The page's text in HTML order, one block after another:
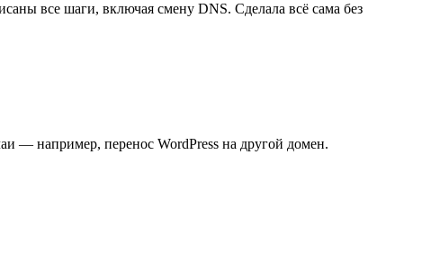
все шаги, включая смену DNS. Сделала всё сама без
— например, перенос WordPress на другой домен.